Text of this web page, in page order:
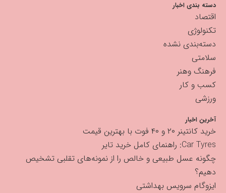
دسته بندی اخبار
اقتصاد
تکنولوژی
دسته‌بندی نشده
سلامتی
فرهنگ وهنر
کسب و کار
ورزشی
آخرین اخبار
خرید کانتینر ۲۰ و ۴۰ فوت با بهترین قیمت
Car Tyres: راهنمای کامل خرید تایر
چگونه عسل طبیعی و خالص را از نمونه‌های تقلبی تشخیص
دهیم؟
ایزوگام سرویس بهداشتی